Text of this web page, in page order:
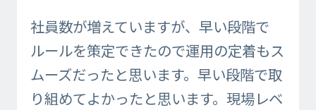
社員数が増えていますが、早い段階で
ルールを策定できたので運用の定着もス
ムーズだったと思います。早い段階で取
り組めてよかったと思います。現場レベ